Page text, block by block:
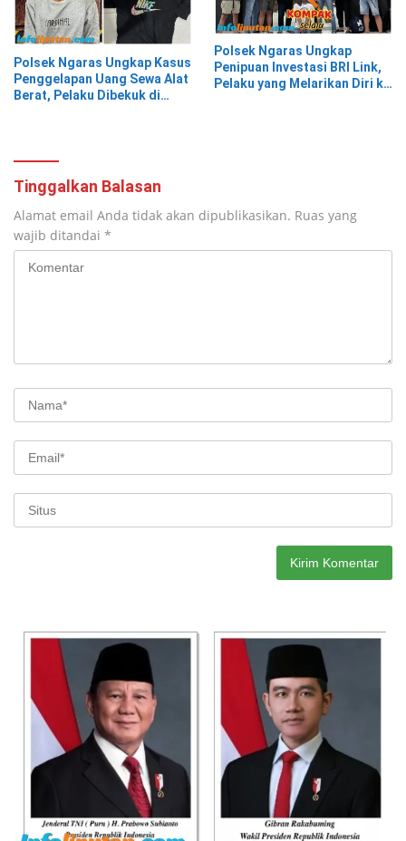
Polsek Ngaras Ungkap Kasus
Penggelapan Uang Sewa Alat
Berat, Pelaku Dibekuk di
Polsek Ngaras Ungkap
Penipuan Investasi BRI Link,
Pelaku yang Melarikan Diri ke
Tinggalkan Balasan
Alamat email Anda tidak akan dipublikasikan. Ruas yang
wajib ditandai *